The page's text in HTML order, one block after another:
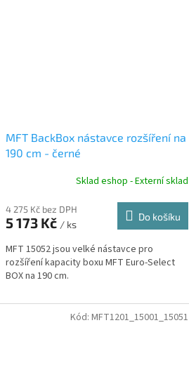
MFT BackBox nástavce rozšíření na
190 cm - černé
Sklad eshop - Externí sklad
4 275 Kč bez DPH
5 173 Kč / ks
Do košíku
MFT 15052 jsou velké nástavce pro
rozšíření kapacity boxu MFT Euro-Select
BOX na 190 cm.
Kód: MFT1201_15001_15051